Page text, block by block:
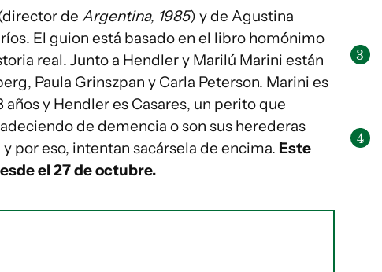
de Argentina, 1985) y de Agustina
El guion está basado en el libro homónimo
real. Junto a Hendler y Marilú Marini están
Paula Grinszpan y Carla Peterson. Marini es
y Hendler es Casares, un perito que
de demencia o son sus herederas
por eso, intentan sacársela de encima. Este
el 27 de octubre.